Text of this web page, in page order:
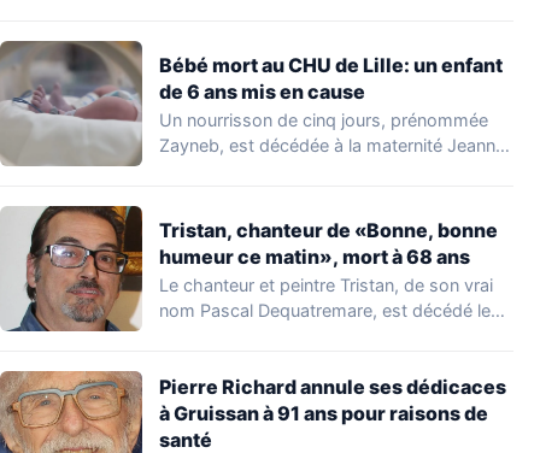
Bébé mort au CHU de Lille: un enfant
de 6 ans mis en cause
Un nourrisson de cinq jours, prénommée
Zayneb, est décédée à la maternité Jeanne
Tristan, chanteur de «Bonne, bonne
humeur ce matin», mort à 68 ans
Le chanteur et peintre Tristan, de son vrai
nom Pascal Dequatremare, est décédé le…
Pierre Richard annule ses dédicaces
à Gruissan à 91 ans pour raisons de
santé